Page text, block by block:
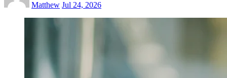
Matthew Jul 24, 2026